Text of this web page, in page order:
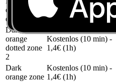
orange
dotted zone
Kostenlos (10 min) -
1,4€ (1h)
Dark
orange
dotted zone
2
Kostenlos (10 min) -
1,4€ (1h)
Dark
orange zone
Kostenlos (10 min) -
1,4€ (1h)